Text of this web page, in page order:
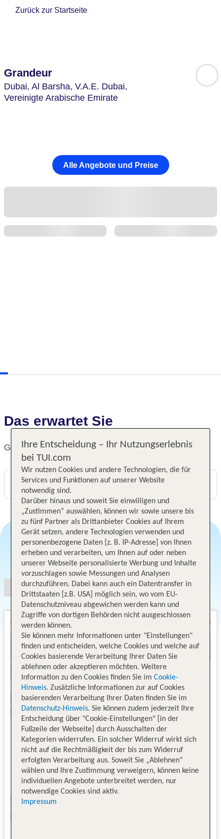
Zurück zur Startseite
Grandeur
Dubai, Al Barsha, V.A.E. Dubai,
Vereinigte Arabische Emirate
Alle Angebote und Preise
Das erwartet Sie
Grandeur Hotel
Digitaler und telefonischer 24/7 TUI Service
Angebotsauswahl
Ihre Entscheidung – Ihr Nutzungserlebnis
bei TUI.com
Wir nutzen Cookies und andere Technologien, die für
Services und Funktionen auf unserer Website
notwendig sind.
Darüber hinaus und soweit Sie einwilligen und
„Zustimmen“ auswählen, können wir sowie unsere bis
zu fünf Partner als Drittanbieter Cookies auf Ihrem
Gerät setzen, andere Technologien verwenden und
personenbezogene Daten [z. B. IP-Adresse] von Ihnen
erheben und verarbeiten, um Ihnen auf oder neben
unserer Webseite personalisierte Werbung und Inhalte
vorzuschlagen sowie Messungen und Analysen
durchzuführen. Dabei kann auch ein Datentransfer in
Drittstaaten [z.B. USA] möglich sein, wo vom EU-
Datenschutzniveau abgewichen werden kann und
Zugriffe von dortigen Behörden nicht ausgeschlossen
werden können.
Sie können mehr Informationen unter "Einstellungen"
finden und entscheiden, welche Cookies und welche auf
Cookies basierende Verarbeitung Ihrer Daten Sie
ablehnen oder akzeptieren möchten. Weitere
Information zu den Cookies finden Sie im Cookie-
Hinweis. Zusätzliche Informationen zur auf Cookies
basierenden Verarbeitung Ihrer Daten finden Sie im
Datenschutz-Hinweis. Sie können zudem jederzeit Ihre
Entscheidung über "Cookie-Einstellungen" [in der
Fußzeile der Webseite] durch Ausschalten der
Kategorien widerrufen. Ein solcher Widerruf wirkt sich
nicht auf die Rechtmäßigkeit der bis zum Widerruf
erfolgten Verarbeitung aus. Soweit Sie „Ablehnen“
wählen und Ihre Zustimmung verweigern, können keine
individuellen Angebote unterbreitet werden, nur
notwendige Cookies sind aktiv.
Impressum